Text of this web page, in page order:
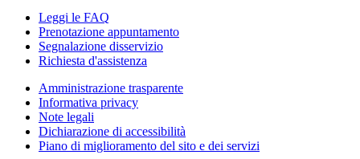
Leggi le FAQ
Prenotazione appuntamento
Segnalazione disservizio
Richiesta d'assistenza
Amministrazione trasparente
Informativa privacy
Note legali
Dichiarazione di accessibilità
Piano di miglioramento del sito e dei servizi